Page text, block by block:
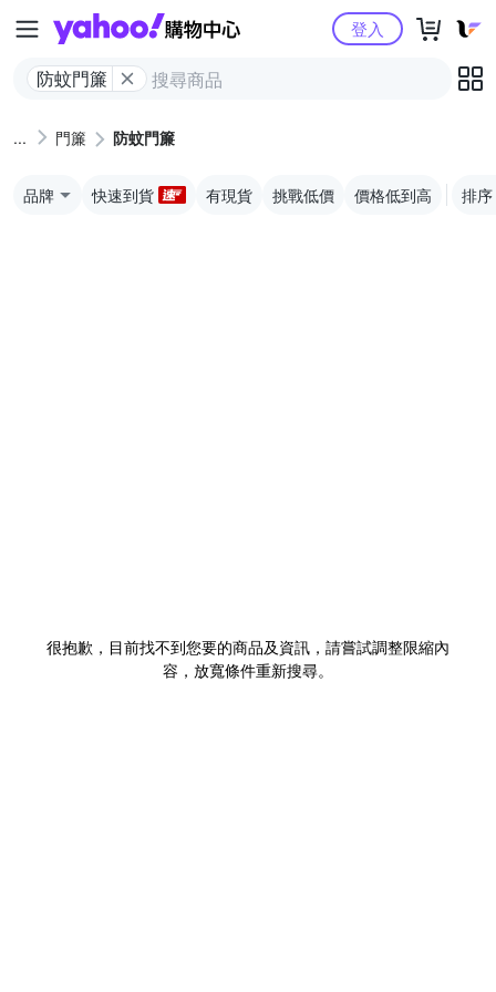
Yahoo購物中心
防蚊門簾
登入
門簾 防蚊門簾
品牌 快速到貨 有現貨 挑戰低價 價格低到高 排序
很抱歉，目前找不到您要的商品及資訊，請嘗試調整限縮內
容，放寬條件重新搜尋。